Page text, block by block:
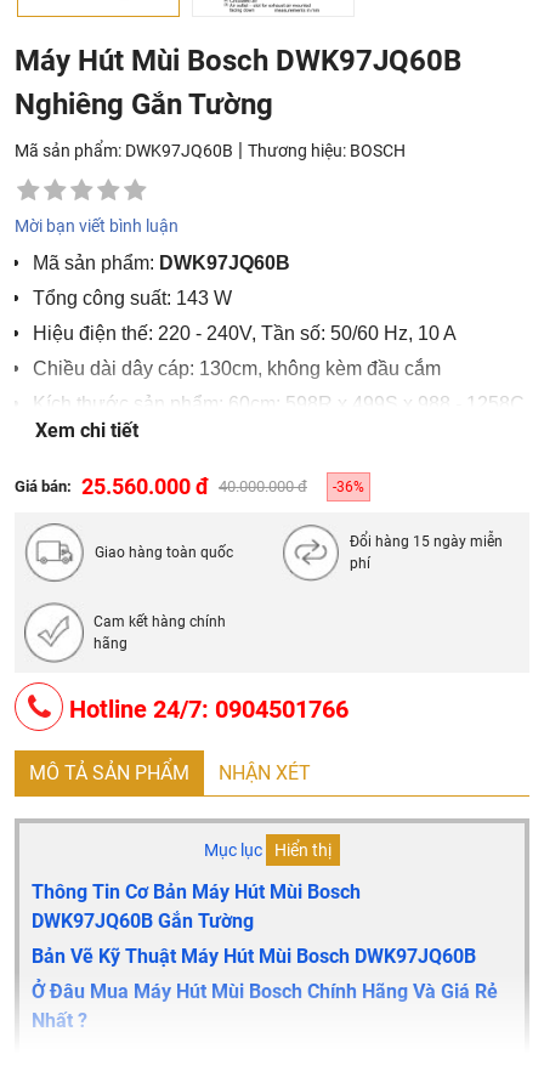
Máy Hút Mùi Bosch DWK97JQ60B
Nghiêng Gắn Tường
Mã sản phẩm: DWK97JQ60B | Thương hiệu: BOSCH
Mời bạn viết bình luận
Mã sản phẩm: DWK97JQ60B
Tổng công suất: 143 W
Hiệu điện thế: 220 - 240V, Tần số: 50/60 Hz, 10 A
Chiều dài dây cáp: 130cm, không kèm đầu cắm
Kích thước sản phẩm: 60cm: 598R x 499S x 988 - 1258C
mm; 90cm: 890R x 499S x 988 - 1258C mm
Xem chi tiết
Giá bán: 25.560.000 đ 40.000.000 đ -36%
Giao hàng toàn quốc
Đổi hàng 15 ngày miễn
phí
Cam kết hàng chính
hãng
Hotline 24/7: 0904501766
MÔ TẢ SẢN PHẨM NHẬN XÉT
Mục lục Hiển thị
Thông Tin Cơ Bản Máy Hút Mùi Bosch
DWK97JQ60B Gắn Tường
Bản Vẽ Kỹ Thuật Máy Hút Mùi Bosch DWK97JQ60B
Ở Đâu Mua Máy Hút Mùi Bosch Chính Hãng Và Giá Rẻ
Nhất ?